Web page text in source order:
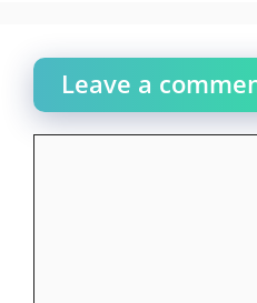
Leave a